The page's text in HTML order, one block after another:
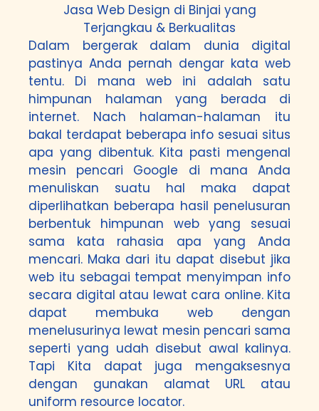
Jasa Web Design di Binjai yang
Terjangkau & Berkualitas
Dalam bergerak dalam dunia digital
pastinya Anda pernah dengar kata web
tentu. Di mana web ini adalah satu
himpunan halaman yang berada di
internet. Nach halaman-halaman itu
bakal terdapat beberapa info sesuai situs
apa yang dibentuk. Kita pasti mengenal
mesin pencari Google di mana Anda
menuliskan suatu hal maka dapat
diperlihatkan beberapa hasil penelusuran
berbentuk himpunan web yang sesuai
sama kata rahasia apa yang Anda
mencari. Maka dari itu dapat disebut jika
web itu sebagai tempat menyimpan info
secara digital atau lewat cara online. Kita
dapat membuka web dengan
menelusurinya lewat mesin pencari sama
seperti yang udah disebut awal kalinya.
Tapi Kita dapat juga mengaksesnya
dengan gunakan alamat URL atau
uniform resource locator.